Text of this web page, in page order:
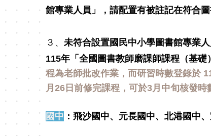
館專業人員」，請配置有被註記在符合
３、 未符合設置國民中小學圖書館專業
115年「全國圖書教師磨課師課程（基
程為老師批改作業，而研習時數登錄於
月26日前修完課程，可於3月中旬核發
國中 ：飛沙國中、元長國中、北港國中